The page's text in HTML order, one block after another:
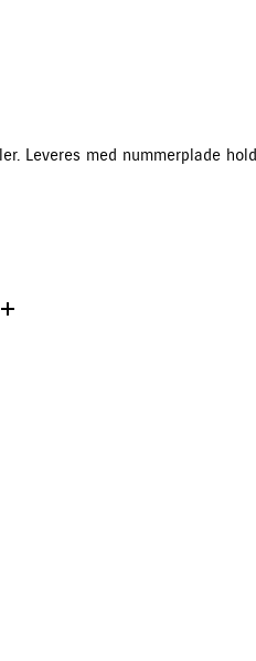
Leveres med nummerplade